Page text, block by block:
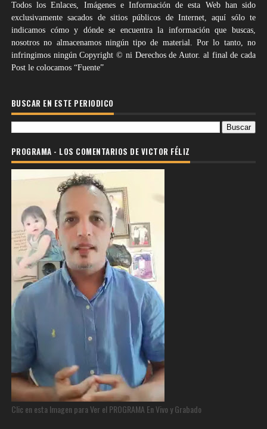
Todos los Enlaces, Imágenes e Información de esta Web han sido
exclusivamente sacados de sitios públicos de Internet, aquí sólo te
indicamos cómo y dónde se encuentra la información que buscas,
nosotros no almacenamos ningún tipo de material. Por lo tanto, no
infringimos ningún Copyright © ni Derechos de Autor. al final de cada
Post le colocamos “Fuente”
BUSCAR EN ESTE PERIODICO
PROGRAMA - LOS COMENTARIOS DE VICTOR FÉLIZ
Clic en esta Imagen para Ver el PROGRAMA En Vivo y Grabado